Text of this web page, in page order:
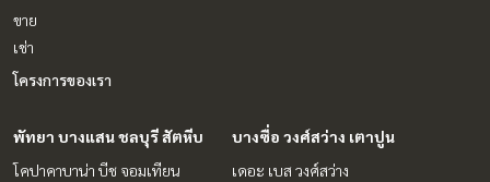
ขาย
เช่า
โครงการของเรา
พัทยา บางแสน ชลบุรี สัตหีบ
โคปาคาบาน่า บีช จอมเทียน
บางซื่อ วงศ์สว่าง เตาปูน
เดอะ เบส วงศ์สว่าง